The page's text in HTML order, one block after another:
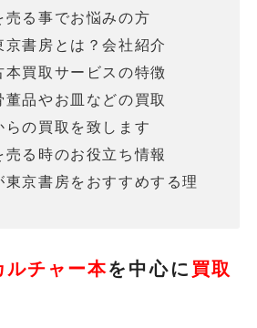
売る事でお悩みの方
京書房とは？会社紹介
本買取サービスの特徴
董品やお皿などの買取
らの買取を致します
売る時のお役立ち情報
東京書房をおすすめする理
ルチャー本を 中心に 買取